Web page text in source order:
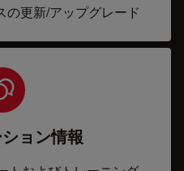
の更新/アップグレード
ョン情報